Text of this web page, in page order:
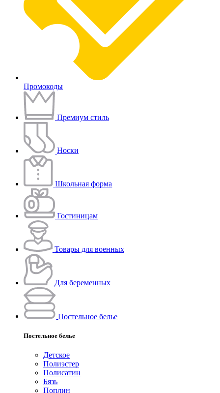
Промокоды
Премиум стиль
Носки
Школьная форма
Гостиницам
Товары для военных
Для беременных
Постельное белье
Постельное белье
Детское
Полиэстeр
Полисатин
Бязь
Поплин